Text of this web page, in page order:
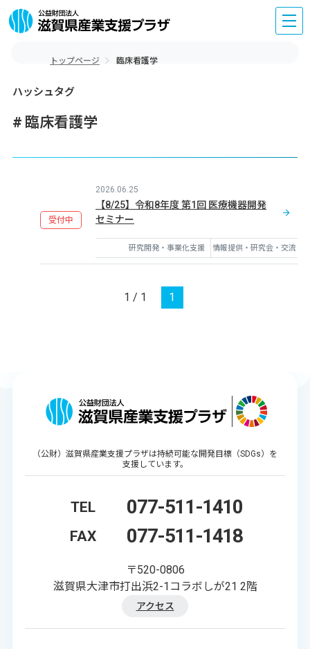
トップページ 臨床看護学
ハッシュタグ
臨床看護学
受付中
研究開発・事業化支援 情報提供・研究会・交流
2026.06.25
【8/25】令和8年度 第1回 医療機器開発
セミナー
1 / 1 1
（公財）滋賀県産業支援プラザは持続可能な開発目標（SDGs）を
支援しています。
TEL 077-511-1410
FAX 077-511-1418
〒520-0806
滋賀県大津市打出浜2-1コラボしが21 2階
アクセス